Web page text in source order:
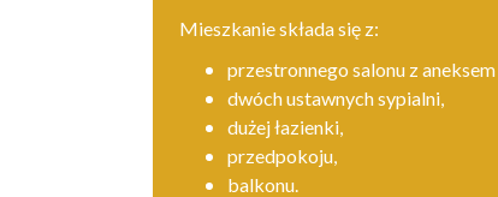
Mieszkanie składa się z:
przestronnego salonu z aneksem
dwóch ustawnych sypialni,
dużej łazienki,
przedpokoju,
balkonu.